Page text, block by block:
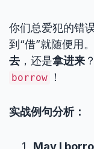
你们总爱犯的错
到“借”就随便用
去 ，还是拿进来
borrow ！
实战例句分析：
May I